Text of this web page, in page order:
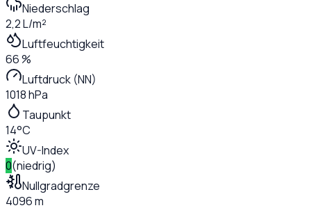
Niederschlag
2,2 L/m²
Luftfeuchtigkeit
66 %
Luftdruck (NN)
1018 hPa
Taupunkt
14°C
UV-Index
0(niedrig)
Nullgradgrenze
4096 m